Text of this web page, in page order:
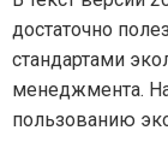
достаточно
стандартами
менеджмента.
пользованию